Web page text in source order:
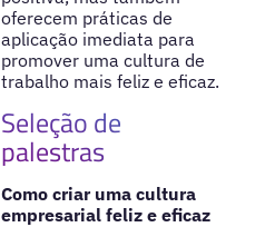
oferecem práticas de
aplicação imediata para
promover uma cultura de
trabalho mais feliz e eficaz.
Seleção de
palestras
Como criar uma cultura
empresarial feliz e eficaz